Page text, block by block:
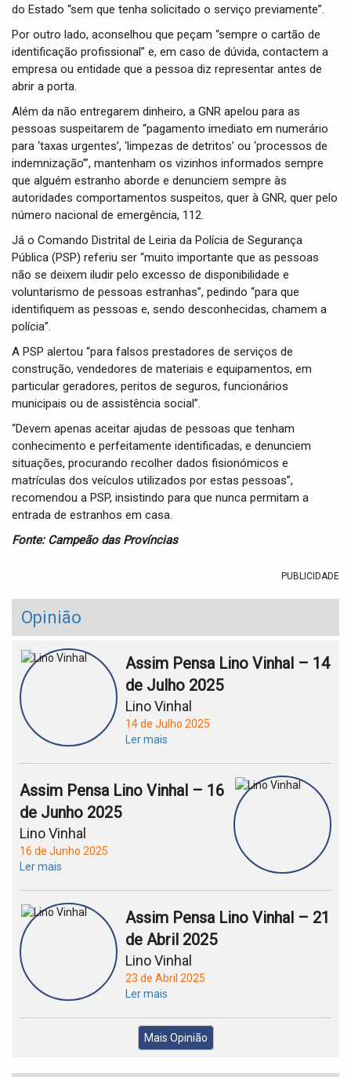
do Estado “sem que tenha solicitado o serviço previamente”.
Por outro lado, aconselhou que peçam “sempre o cartão de
identificação profissional” e, em caso de dúvida, contactem a
empresa ou entidade que a pessoa diz representar antes de
abrir a porta.
Além da não entregarem dinheiro, a GNR apelou para as
pessoas suspeitarem de “pagamento imediato em numerário
para ‘taxas urgentes’, ‘limpezas de detritos’ ou ‘processos de
indemnização’”, mantenham os vizinhos informados sempre
que alguém estranho aborde e denunciem sempre às
autoridades comportamentos suspeitos, quer à GNR, quer pelo
número nacional de emergência, 112.
Já o Comando Distrital de Leiria da Polícia de Segurança
Pública (PSP) referiu ser “muito importante que as pessoas
não se deixem iludir pelo excesso de disponibilidade e
voluntarismo de pessoas estranhas”, pedindo “para que
identifiquem as pessoas e, sendo desconhecidas, chamem a
polícia”.
A PSP alertou “para falsos prestadores de serviços de
construção, vendedores de materiais e equipamentos, em
particular geradores, peritos de seguros, funcionários
municipais ou de assistência social”.
“Devem apenas aceitar ajudas de pessoas que tenham
conhecimento e perfeitamente identificadas, e denunciem
situações, procurando recolher dados fisionómicos e
matrículas dos veículos utilizados por estas pessoas”,
recomendou a PSP, insistindo para que nunca permitam a
entrada de estranhos em casa.
Fonte: Campeão das Províncias
PUBLICIDADE
Opinião
Assim Pensa Lino Vinhal – 14
de Julho 2025
Lino Vinhal
14 de Julho 2025
Ler mais
Assim Pensa Lino Vinhal – 16
de Junho 2025
Lino Vinhal
16 de Junho 2025
Ler mais
Assim Pensa Lino Vinhal – 21
de Abril 2025
Lino Vinhal
23 de Abril 2025
Ler mais
Mais Opinião